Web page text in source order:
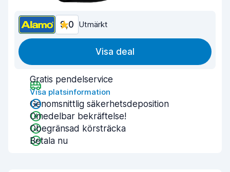
9,0 Utmärkt
Visa deal
Gratis pendelservice
Visa platsinformation
Genomsnittlig säkerhetsdeposition
Omedelbar bekräftelse!
Obegränsad körsträcka
Betala nu